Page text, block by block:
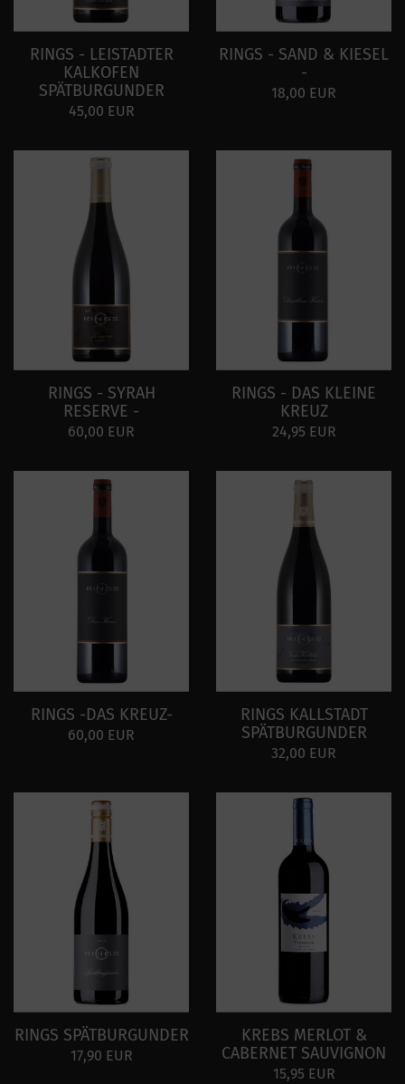
RINGS - LEISTADTER
KALKOFEN
SPÄTBURGUNDER
45,00 EUR
RINGS - SAND & KIESEL
-
18,00 EUR
RINGS - SYRAH
RESERVE -
60,00 EUR
RINGS - DAS KLEINE
KREUZ
24,95 EUR
RINGS -DAS KREUZ-
60,00 EUR
RINGS KALLSTADT
SPÄTBURGUNDER
32,00 EUR
RINGS SPÄTBURGUNDER
17,90 EUR
KREBS MERLOT &
CABERNET SAUVIGNON
15,95 EUR